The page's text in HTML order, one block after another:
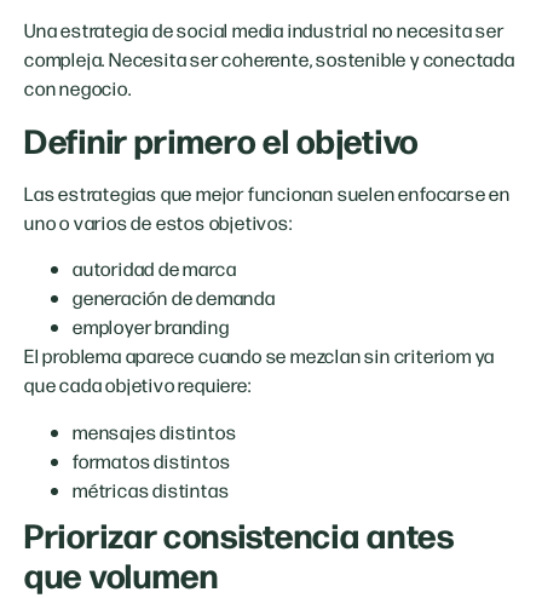
Una estrategia de social media industrial no necesita ser
compleja. Necesita ser coherente, sostenible y conectada
con negocio.
Definir primero el objetivo
Las estrategias que mejor funcionan suelen enfocarse en
uno o varios de estos objetivos:
autoridad de marca
generación de demanda
employer branding
El problema aparece cuando se mezclan sin criteriom ya
que cada objetivo requiere:
mensajes distintos
formatos distintos
métricas distintas
Priorizar consistencia antes
que volumen